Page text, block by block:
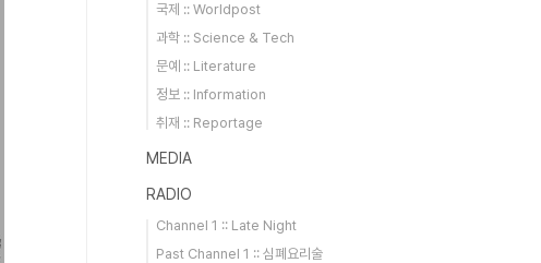
국제 :: Worldpost
과학 :: Science & Tech
문예 :: Literature
정보 :: Information
취재 :: Reportage
MEDIA
RADIO
Channel 1 :: Late Night
Past Channel 1 :: 심폐요리술